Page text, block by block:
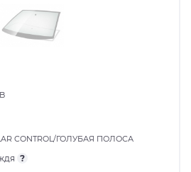
CONTROL/ГОЛУБАЯ ПОЛОСА
?